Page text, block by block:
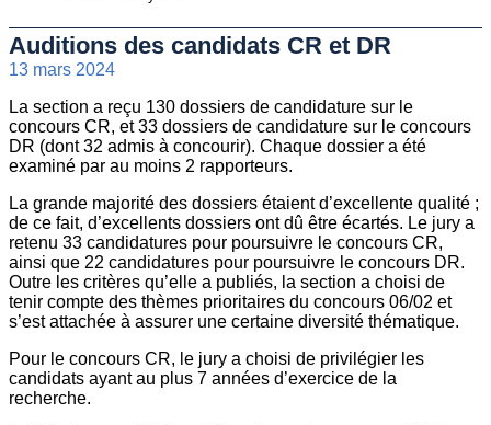
Auditions des candidats CR et DR
13 mars 2024
La section a reçu 130 dossiers de candidature sur le
concours CR, et 33 dossiers de candidature sur le concours
DR (dont 32 admis à concourir). Chaque dossier a été
examiné par au moins 2 rapporteurs.
La grande majorité des dossiers étaient d’excellente qualité ;
de ce fait, d’excellents dossiers ont dû être écartés. Le jury a
retenu 33 candidatures pour poursuivre le concours CR,
ainsi que 22 candidatures pour poursuivre le concours DR.
Outre les critères qu’elle a publiés, la section a choisi de
tenir compte des thèmes prioritaires du concours 06/02 et
s’est attachée à assurer une certaine diversité thématique.
Pour le concours CR, le jury a choisi de privilégier les
candidats ayant au plus 7 années d’exercice de la
recherche.